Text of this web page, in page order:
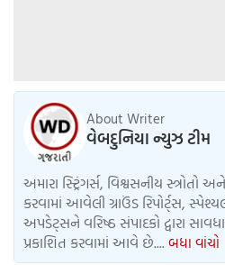
About Writer
વેબદુનિયા ન્યુઝ ટીમ
અમારા સ્ટ્રિંગર્સ, વિશ્વસનીય સ્ત્રોતો
કરવામાં આવેલી ગ્રાઉંડ રિપોર્ટ્સ,
અપડેટ્સને વરિષ્ઠ સંપાદકો દ્વારા
પ્રકાશિત કરવામાં આવે છે.... બધા વાંચો